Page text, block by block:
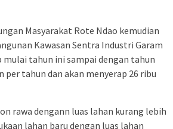
Masyarakat Rote Ndao kemudian
Kawasan Sentra Industri Garam
tahun ini sampai dengan tahun
tahun dan akan menyerap 26 ribu
rawa dengann luas lahan kurang lebih
lahan baru dengan luas lahan